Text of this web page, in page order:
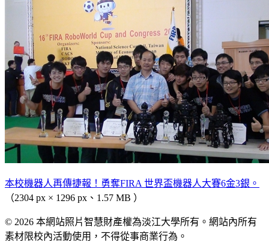
本校機器人再傳捷報！勇奪FIRA 世界盃機器人大賽6金3銀。
（2304 px × 1296 px、1.57 MB ）
© 2026 本網站照片智慧財產權為淡江大學所有。網站內所有
素材限校內活動使用，不得從事商業行為。